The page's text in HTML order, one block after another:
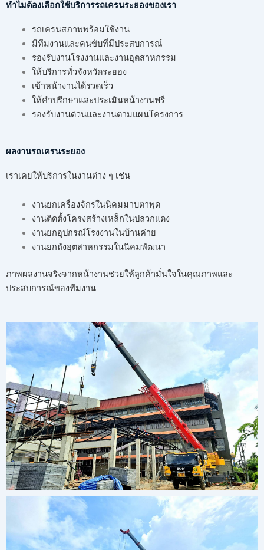
ทำไมต้องเลือกใช้บริการรถเครนระยองของเรา
รถเครนสภาพพร้อมใช้งาน
มีทีมงานและคนขับที่มีประสบการณ์
รองรับงานโรงงานและงานอุตสาหกรรม
ให้บริการทั่วจังหวัดระยอง
เข้าหน้างานได้รวดเร็ว
ให้คำปรึกษาและประเมินหน้างานฟรี
รองรับงานด่วนและงานตามแผนโครงการ
ผลงานรถเครนระยอง
เราเคยให้บริการในงานต่าง ๆ เช่น
งานยกเครื่องจักรในนิคมมาบตาพุด
งานติดตั้งโครงสร้างเหล็กในปลวกแดง
งานยกอุปกรณ์โรงงานในบ้านค่าย
งานยกถังอุตสาหกรรมในนิคมพัฒนา
ภาพผลงานจริงจากหน้างานช่วยให้ลูกค้ามั่นใจในคุณภาพและ
ประสบการณ์ของทีมงาน